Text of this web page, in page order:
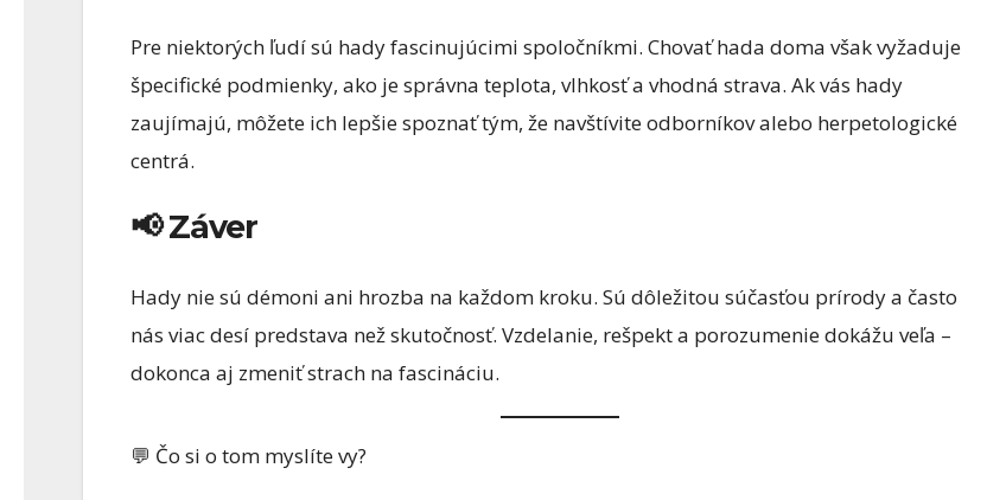
Pre niektorých ľudí sú hady fascinujúcimi spoločníkmi. Chovať hada doma však vyžaduje
špecifické podmienky, ako je správna teplota, vlhkosť a vhodná strava. Ak vás hady
zaujímajú, môžete ich lepšie spoznať tým, že navštívite odborníkov alebo herpetologické
centrá.
📢 Záver
Hady nie sú démoni ani hrozba na každom kroku. Sú dôležitou súčasťou prírody a často
nás viac desí predstava než skutočnosť. Vzdelanie, rešpekt a porozumenie dokážu veľa –
dokonca aj zmeniť strach na fascináciu.
💬 Čo si o tom myslíte vy?